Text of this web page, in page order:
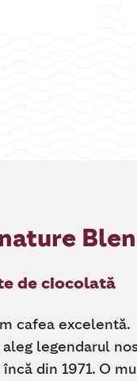
de ciocolată
cafea excelentă.
legendarul
din 1971. O